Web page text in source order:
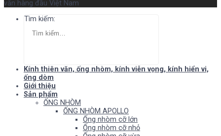
văn hàng đầu Việt Nam
Tìm kiếm:
Kính thiên văn, ống nhòm, kính viễn vọng, kính hiển vi,
ống dòm
Giới thiệu
Sản phẩm
ỐNG NHÒM
ỐNG NHÒM APOLLO
Ống nhòm cỡ lớn
Ống nhòm cỡ nhỏ